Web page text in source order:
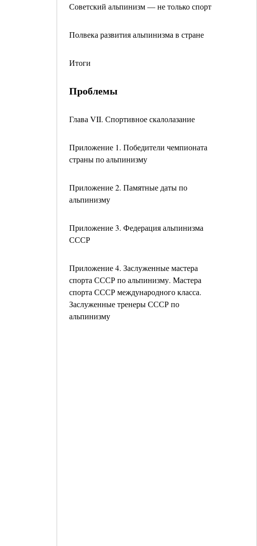
Советский альпинизм — не только спорт
Полвека развития альпинизма в стране
Итоги
Проблемы
Глава VII. Спортивное скалолазание
Приложение 1. Победители чемпионата
страны по альпинизму
Приложение 2. Памятные даты по
альпинизму
Приложение 3. Федерация альпинизма
СССР
Приложение 4. Заслуженные мастера
спорта СССР по альпинизму. Мастера
спорта СССР международного класса.
Заслуженные тренеры СССР по
альпинизму